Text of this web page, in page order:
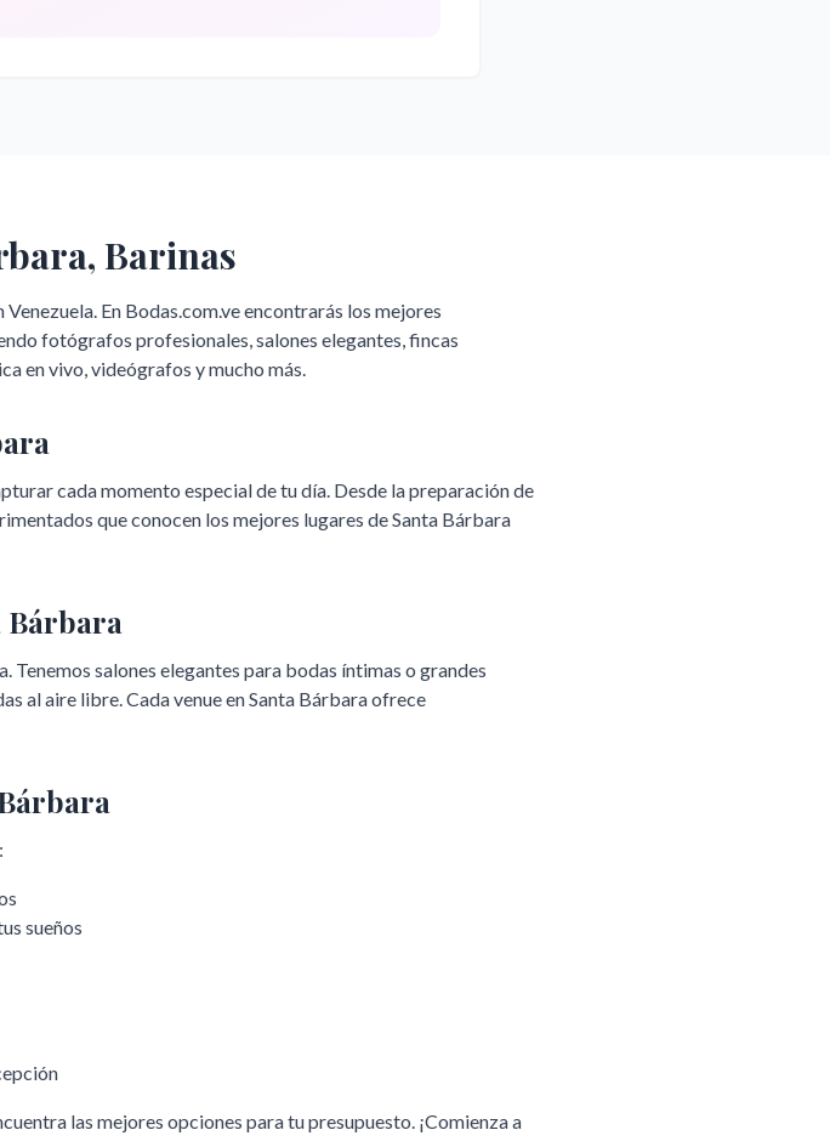
, Barinas
En Bodas.com.ve encontrarás los mejores
fotógrafos profesionales, salones elegantes, fincas
en vivo, videógrafos y mucho más.
cada momento especial de tu día. Desde la preparación de
que conocen los mejores lugares deSanta Bárbara
Bárbara
. Tenemos salones elegantes para bodas íntimas o grandes
al aire libre. Cada venue enSanta Bárbaraofrece
sueños
las mejores opciones para tu presupuesto. ¡Comienza a